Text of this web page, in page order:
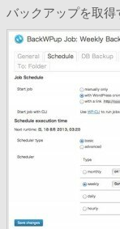
バックアップを取得